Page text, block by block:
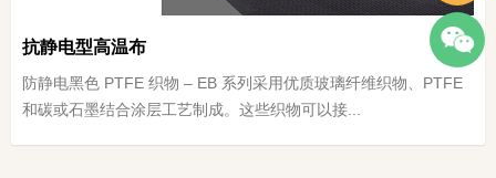
抗静电型高温布
防静电黑色 PTFE 织物 – EB 系列采用优质玻璃纤维织物、PTFE
和碳或石墨结合涂层工艺制成。这些织物可以接...